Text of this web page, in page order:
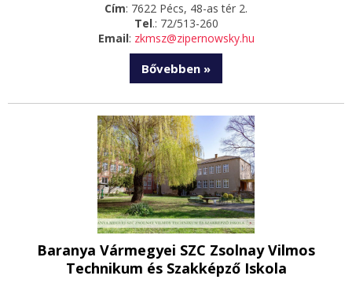
Cím: 7622 Pécs, 48-as tér 2.
Tel.: 72/513-260
Email: zkmsz@zipernowsky.hu
Bővebben »
Baranya Vármegyei SZC Zsolnay Vilmos
Technikum és Szakképző Iskola